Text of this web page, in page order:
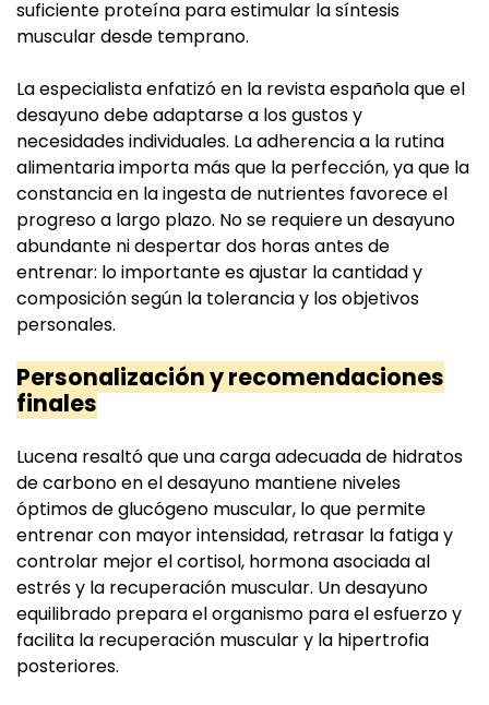
suficiente proteína para estimular la síntesis
muscular desde temprano.
La especialista enfatizó en la revista española que el
desayuno debe adaptarse a los gustos y
necesidades individuales. La adherencia a la rutina
alimentaria importa más que la perfección, ya que la
constancia en la ingesta de nutrientes favorece el
progreso a largo plazo. No se requiere un desayuno
abundante ni despertar dos horas antes de
entrenar: lo importante es ajustar la cantidad y
composición según la tolerancia y los objetivos
personales.
Personalización y recomendaciones
finales
Lucena resaltó que una carga adecuada de hidratos
de carbono en el desayuno mantiene niveles
óptimos de glucógeno muscular, lo que permite
entrenar con mayor intensidad, retrasar la fatiga y
controlar mejor el cortisol, hormona asociada al
estrés y la recuperación muscular. Un desayuno
equilibrado prepara el organismo para el esfuerzo y
facilita la recuperación muscular y la hipertrofia
posteriores.